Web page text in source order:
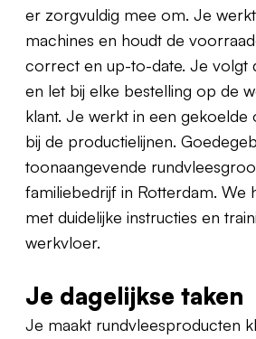
er zorgvuldig mee om. Je
machines en houdt de
correct en up-to-date. Je volgt
en let bij elke bestelling op de
klant. Je werkt in een gekoelde
bij de productielijnen.
toonaangevende
familiebedrijf in Rotterdam. We
met duidelijke instructies en
werkvloer.
Je dagelijkse taken
Je maakt rundvleesproducten